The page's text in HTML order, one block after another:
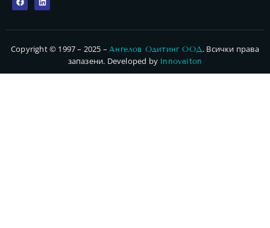
Copyright © 1997 – 2025 –Ангелов Одитинг ООД. Всички права
запазени. Developed by Innovaiton